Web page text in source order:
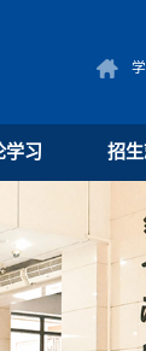
学习 招